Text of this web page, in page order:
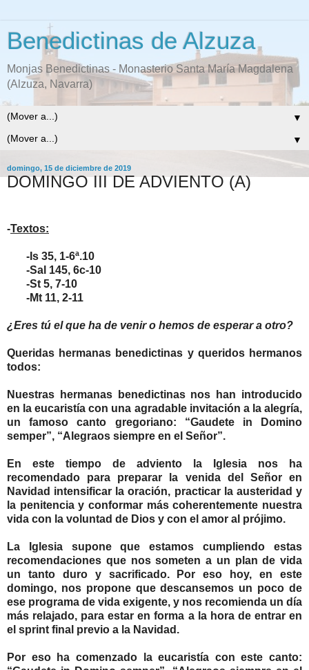
Benedictinas de Alzuza
Monjas Benedictinas - Monasterio Santa María Magdalena
(Alzuza, Navarra)
▼
▼
domingo, 15 de diciembre de 2019
DOMINGO III DE ADVIENTO (A)
-Textos:
-Is 35, 1-6ª.10
-Sal 145, 6c-10
-St 5, 7-10
-Mt 11, 2-11
¿Eres tú el que ha de venir o hemos de esperar a otro?
Queridas hermanas benedictinas y queridos hermanos
todos:
Nuestras hermanas benedictinas nos han introducido
en la eucaristía con una agradable invitación a la alegría,
un famoso canto gregoriano: “Gaudete in Domino
semper”, “Alegraos siempre en el Señor”.
En este tiempo de adviento la Iglesia nos ha
recomendado para preparar la venida del Señor en
Navidad intensificar la oración, practicar la austeridad y
la penitencia y conformar más coherentemente nuestra
vida con la voluntad de Dios y con el amor al prójimo.
La Iglesia supone que estamos cumpliendo estas
recomendaciones que nos someten a un plan de vida
un tanto duro y sacrificado. Por eso hoy, en este
domingo, nos propone que descansemos un poco de
ese programa de vida exigente, y nos recomienda un día
más relajado, para estar en forma a la hora de entrar en
el sprint final previo a la Navidad.
Por eso ha comenzado la eucaristía con este canto: